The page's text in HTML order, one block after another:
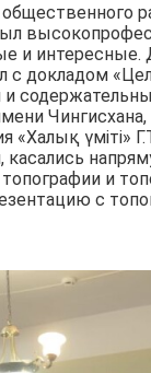
и интересные.
докладом
и
Чингисхана,
«Халық үмітi»
и
с